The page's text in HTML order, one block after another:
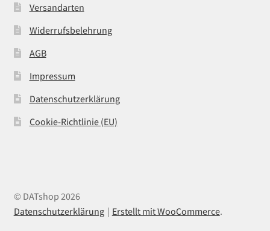
Versandarten
Widerrufsbelehrung
AGB
Impressum
Datenschutzerklärung
Cookie-Richtlinie (EU)
© DATshop 2026
Datenschutzerklärung
Erstellt mit WooCommerce.